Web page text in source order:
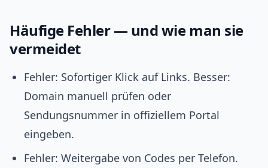
Häufige Fehler — und wie man sie
vermeidet
Fehler: Sofortiger Klick auf Links. Besser:
Domain manuell prüfen oder
Sendungsnummer in offiziellem Portal
eingeben.
Fehler: Weitergabe von Codes per Telefon.